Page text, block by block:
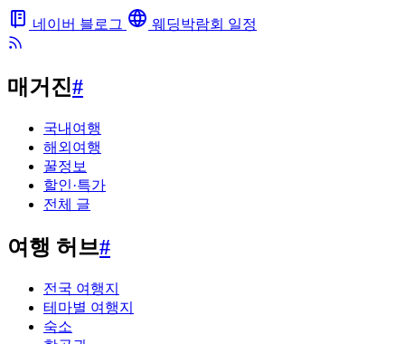
네이버 블로그 웨딩박람회 일정
매거진#
국내여행
해외여행
꿀정보
할인·특가
전체 글
여행 허브#
전국 여행지
테마별 여행지
숙소